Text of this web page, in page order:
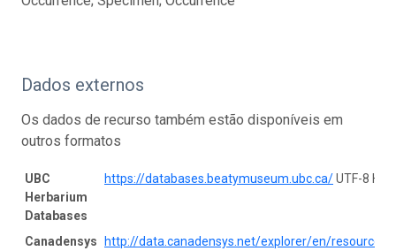
Dados externos
Os dados de recurso também estão disponíveis em
outros formatos
UBC
Herbarium
Databases
https://databases.beatymuseum.ubc.ca/UTF-8
Canadensys
http://data.canadensys.net/explorer/en/resources/